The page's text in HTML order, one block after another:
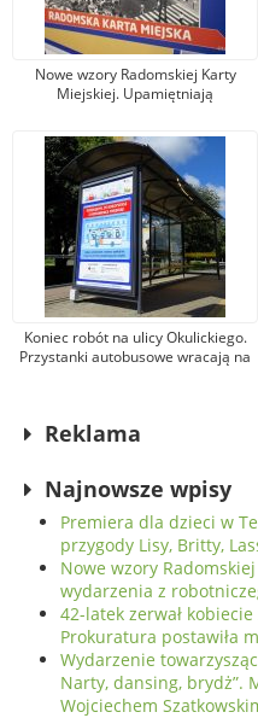
Nowe wzory Radomskiej Karty
Miejskiej. Upamiętniają
protestu w czerwcu 1976 r.
Koniec robót na ulicy Okulickiego.
Przystanki autobusowe wracają na
Reklama
Najnowsze wpisy
Premiera dla dzieci w
przygody Lisy, Britty,
Nowe wzory
wydarzenia z
42-latek zerwał kobiecie
Prokuratura postawiła
Wydarzenie
Narty, dansing, brydż”.
Wojciechem